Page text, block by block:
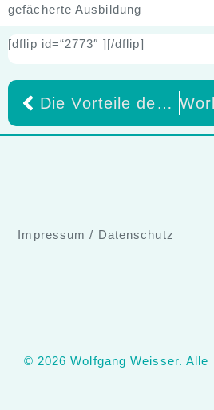
gefächerte Ausbildung
[dflip id=“2773″ ][/dflip]
Die Vorteile des Ivoclar Digital Denture Workflows
Impressum / Datenschutz
© 2026 Wolfgang Weisser. Alle